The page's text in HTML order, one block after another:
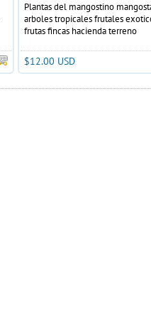
Plantas del mangostino
arboles tropicales frutales
frutas fincas hacienda terreno
$12.00 USD